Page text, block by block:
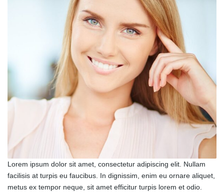
Lorem ipsum dolor sit amet, consectetur adipiscing elit. Nullam
facilisis at turpis eu faucibus. In dignissim, enim eu ornare aliquet,
metus ex tempor neque, sit amet efficitur turpis lorem et odio.